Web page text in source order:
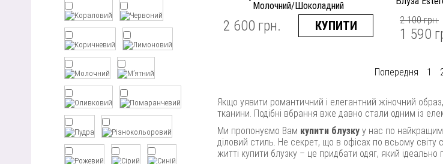
Молочний/Шоколадний
2 600 грн. КУПИТИ
2 100 грн.
1 590
Попередня 1
Якщо уявити романтичний і елегантний жіночний
тканини. Подібні вбрання вже давно стали одним із
Ми пропонуємо Вам купити блузку у нас по найкращим
діловий стиль. Не секрет, що в офісах по всьому
житті купити блузку – це придбати одяг, який ідеально